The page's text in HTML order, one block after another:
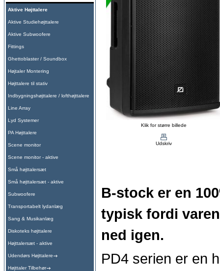
Aktive Højttalere
Aktive Studiehøjttalere
Aktive Subwoofere
Fittings
Ghettoblaster / Soundbox
Højtaler Montering
Højttalere til stativ
Indbygningshøjttalere / lofthøjttalere
Line Array
Lyd Systemer
PA Højttalere
Scene monitor
Scene monitor - aktive
Små højttalersæt
Små højttalersæt - aktive
Subwoofere
Transportabelt lydanlæg
Sang & Musikanlæg
Diskoteks højttalere
Højttalersæt - aktive
Udendørs Højttalere
Højttaler Tilbehør
Klik for større billede
Udskriv
B-stock er en
typisk fordi
ned igen.
PD4 serien er en